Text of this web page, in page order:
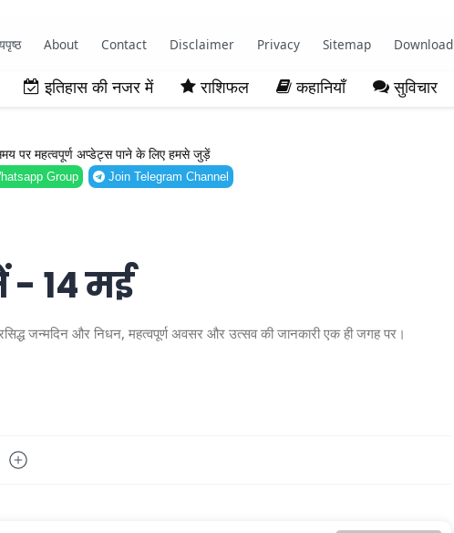
About Contact Disclaimer Privacy Sitemap Download
इतिहास की नजर में राशिफल कहानियाँ सुविचार
पर महत्वपूर्ण अप्डेट्स पाने के लिए हमसे जुड़ें
Group Join Telegram Channel
- 14 मई
जन्मदिन और निधन, महत्वपूर्ण अवसर और उत्सव की जानकारी एक ही जगह पर।